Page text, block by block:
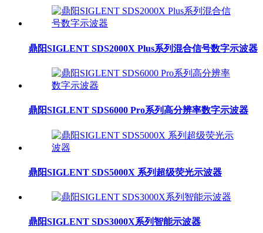
鼎阳SIGLENT SDS2000X Plus系列混合信号数字示波器
鼎阳SIGLENT SDS6000 Pro系列高分辨率数字示波器
鼎阳SIGLENT SDS5000X 系列超级荧光示波器
鼎阳SIGLENT SDS3000X系列智能示波器